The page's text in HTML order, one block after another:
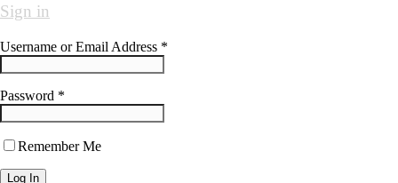
Sign in
Username or Email Address *
Password *
Remember Me